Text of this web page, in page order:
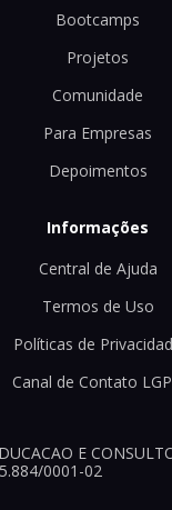
Bootcamps
Projetos
Comunidade
Para Empresas
Depoimentos
Informações
Central de Ajuda
Termos de Uso
Políticas de
Canal de Contato
E
0001-02